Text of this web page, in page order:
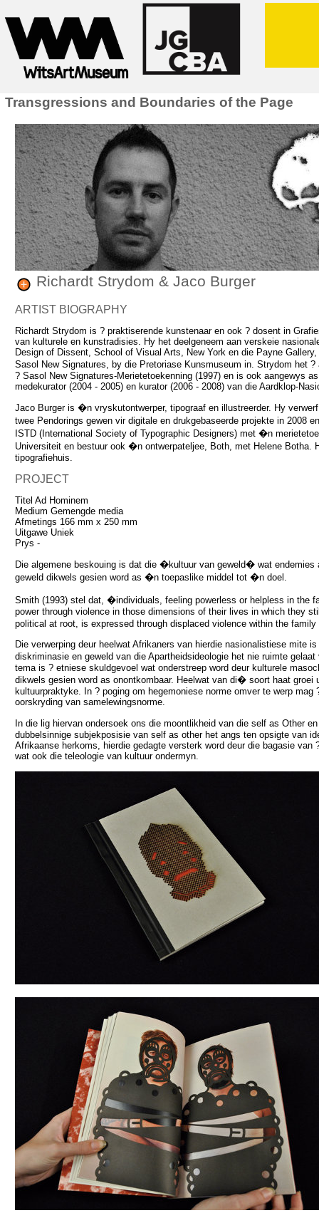
Transgressions and Boundaries of the Page
Richardt Strydom & Jaco Burger
ARTIST BIOGRAPHY
Richardt Strydom is ? praktiserende kunstenaar en ook ? dosent in
van kulturele en kunstradisies. Hy het deelgeneem aan verskeie
Design of Dissent, School of Visual Arts, New York en die Payne
Sasol New Signatures, by die Pretoriase Kunsmuseum in. Strydom het
? Sasol New Signatures-Merietetoekenning (1997) en is ook aangewys
medekurator (2004 - 2005) en kurator (2006 - 2008) van die Aardklop-
Jaco Burger is �n vryskutontwerper, tipograaf en illustreerder. Hy
twee Pendorings gewen vir digitale en drukgebaseerde projekte in
ISTD (International Society of Typographic Designers) met �n
Universiteit en bestuur ook �n ontwerpateljee, Both, met Helene
tipografiehuis.
PROJECT
Titel Ad Hominem
Medium Gemengde media
Afmetings 166 mm x 250 mm
Uitgawe Uniek
Prys -
Die algemene beskouing is dat die �kultuur van geweld� wat
geweld dikwels gesien word as �n toepaslike middel tot �n doel.
Smith (1993) stel dat, �individuals, feeling powerless or helpless in the
power through violence in those dimensions of their lives in which they
political at root, is expressed through displaced violence within the
Die verwerping deur heelwat Afrikaners van hierdie nasionalistiese mite
diskriminasie en geweld van die Apartheidsideologie het nie ruimte
tema is ? etniese skuldgevoel wat onderstreep word deur kulturele
dikwels gesien word as onontkombaar. Heelwat van di� soort haat
kultuurpraktyke. In ? poging om hegemoniese norme omver te werp
oorskryding van samelewingsnorme.
In die lig hiervan ondersoek ons die moontlikheid van die self as Other
dubbelsinnige subjekposisie van self as other het angs ten opsigte van
Afrikaanse herkoms, hierdie gedagte versterk word deur die bagasie
wat ook die teleologie van kultuur ondermyn.